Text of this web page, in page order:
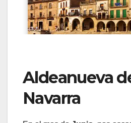
Aldeanueva
Navarra